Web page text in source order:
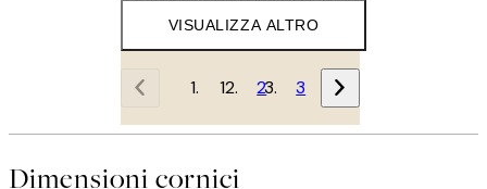
VISUALIZZA ALTRO
1 2 3
Dimensioni cornici